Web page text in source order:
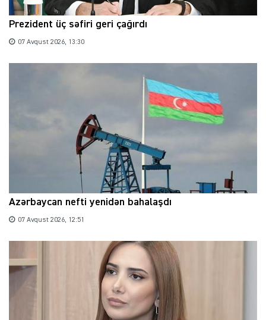
Prezident üç səfiri geri çağırdı
07 Avqust 2026, 13:30
Azərbaycan nefti yenidən bahalaşdı
07 Avqust 2026, 12:51